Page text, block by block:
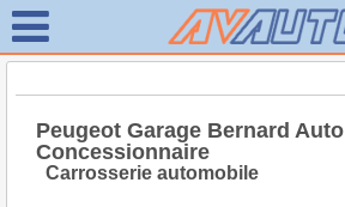
Peugeot Garage Bernard Auto
Concessionnaire
Carrosserie automobile